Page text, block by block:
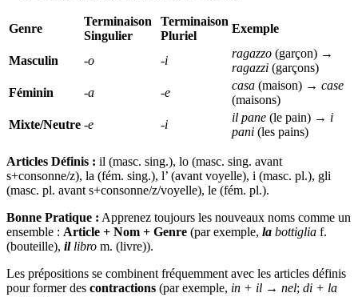
Genre
Terminaison
Singulier
Terminaison
Pluriel
Exemple
Masculin ‑o ‑i
ragazzo (garçon) →
ragazzi (garçons)
Féminin
‑a ‑e
casa (maison) → case
(maisons)
Mixte/Neutre ‑e ‑i
il pane (le pain) → i
pani (les pains)
Articles Définis : il (masc. sing.), lo (masc. sing. avant
s+consonne/z), la (fém. sing.), l’ (avant voyelle), i (masc. pl.), gli
(masc. pl. avant s+consonne/z/voyelle), le (fém. pl.).
Bonne Pratique : Apprenez toujours les nouveaux noms comme un
ensemble : Article + Nom + Genre (par exemple, la bottiglia f.
(bouteille), il libro m. (livre)).
Les prépositions se combinent fréquemment avec les articles définis
pour former des contractions (par exemple, in + il → nel; di + la